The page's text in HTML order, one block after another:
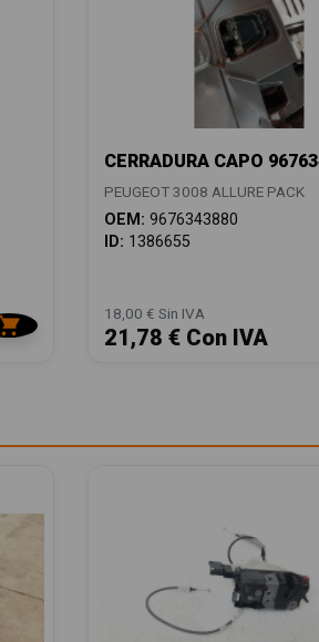
CERRADURA CAPO
PEUGEOT 3008 ALLURE PACK
OEM: 9676343880
ID: 1386655
18,00 € Sin IVA
21,78 € Con IVA